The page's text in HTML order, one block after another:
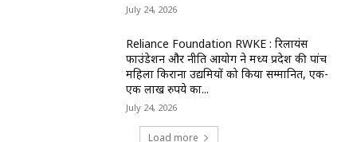
July 24, 2026
Reliance Foundation RWKE : रिलायंस
फाउंडेशन और नीति आयोग ने मध्य प्रदेश की पांच
महिला किराना उद्यमियों को किया सम्मानित, एक-
एक लाख रुपये का...
July 24, 2026
Load more